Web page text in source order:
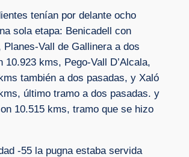
tenían por delante ocho
sola etapa: Benicadell con
Planes-Vall de Gallinera a dos
10.923 kms, Pego-Vall D’Alcala,
también a dos pasadas, y Xaló
último tramo a dos pasadas. y
10.515 kms, tramo que se hizo
-55 la pugna estaba servida